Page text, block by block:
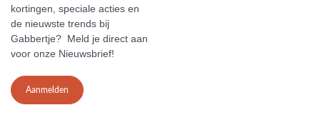
kortingen, speciale acties en
de nieuwste trends bij
Gabbertje? Meld je direct aan
voor onze Nieuwsbrief!
Aanmelden